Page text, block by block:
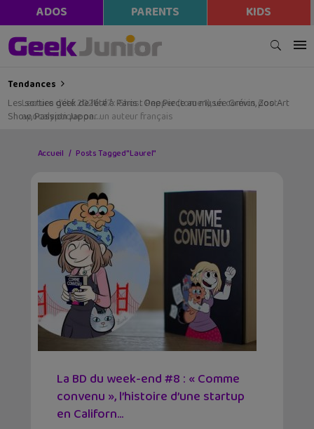
ADOS PARENTS KIDS
Tendances
Les sorties geek de l’été à Paris : One Piece au musée Grévin, Zoo Art
Show, Passion Japon…
Accueil Posts Tagged "Laurel"
La BD du week-end #8 : « Comme
convenu », l’histoire d’une startup
en Californ...